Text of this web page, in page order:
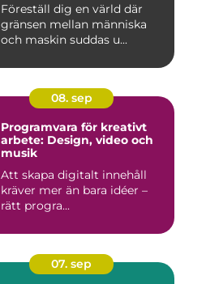
Föreställ dig en värld där
gränsen mellan människa
och maskin suddas u...
08. sep
Programvara för kreativt
arbete: Design, video och
musik
Att skapa digitalt innehåll
kräver mer än bara idéer –
rätt progra...
07. sep